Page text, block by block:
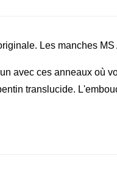
Les manches
avec ces anneaux où
translucide.